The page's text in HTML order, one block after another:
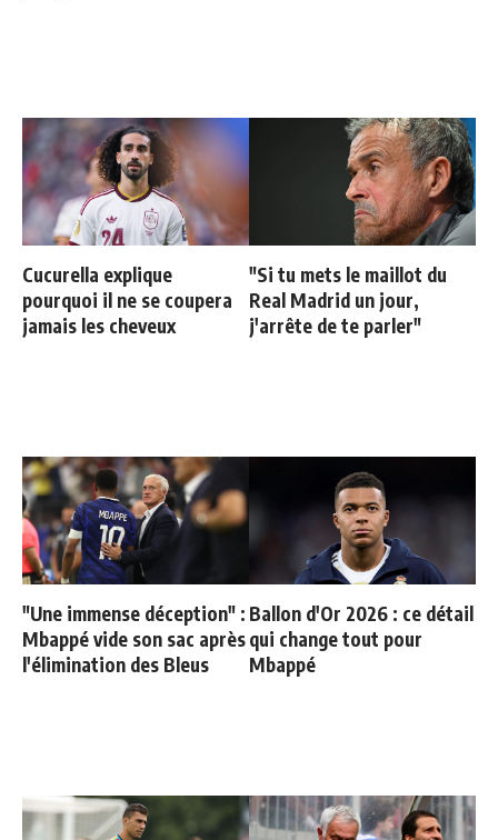
Cucurella explique
pourquoi il ne se coupera
jamais les cheveux
"Si tu mets le maillot du
Real Madrid un jour,
j'arrête de te parler"
"Une immense déception" :
Mbappé vide son sac après
l'élimination des Bleus
Ballon d'Or 2026 : ce détail
qui change tout pour
Mbappé